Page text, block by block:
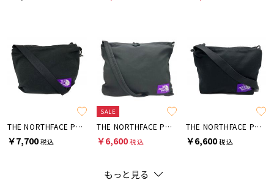
THE NORTHFACE PURPLELABEL
￥7,700税込
SALE
THE NORTHFACE PURPLELABEL
￥6,600税込
THE NORTHFACE PURPLELABEL
￥6,600税込
もっと見る